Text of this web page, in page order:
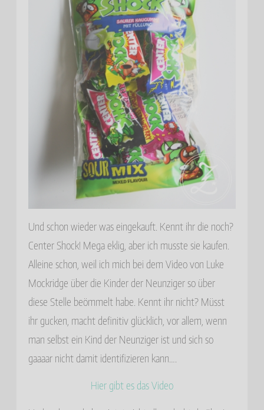
Und schon wieder was eingekauft. Kennt ihr die noch?
Center Shock! Mega eklig, aber ich musste sie kaufen.
Alleine schon, weil ich mich bei dem Video von Luke
Mockridge über die Kinder der Neunziger so über
diese Stelle beömmelt habe. Kennt ihr nicht? Müsst
ihr gucken, macht definitiv glücklich, vor allem, wenn
man selbst ein Kind der Neunziger ist und sich so
gaaaar nicht damit identifizieren kann….
Hier gibt es das Video